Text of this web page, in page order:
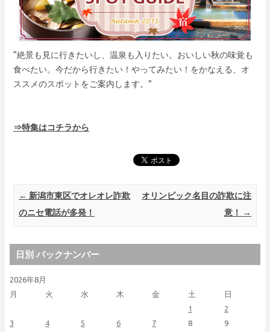
“絶景も見に行きたいし、温泉も入りたい。おいしい秋の味覚も
食べたい。今だから行きたい！やってみたい！をかなえる、オ
ススメのスポットをご案内します。”
⇒特集はコチラから
Post navigation
← 新潟市東区でオレオレ詐欺
のニセ電話が多発！
オリンピック名目の詐欺に注
意！
→
日別 バックナンバー
2026年8月
月
火 水 木 金 土 日
1
2
3
4 5 6 7 8
9